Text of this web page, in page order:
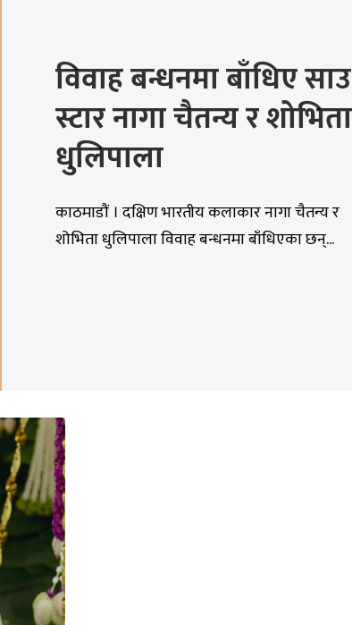
विवाह बन्धनमा बाँधिए
स्टार नागा चैतन्य र शोभिता
धुलिपाला
काठमाडौं । दक्षिण भारतीय कलाकार नागा चैतन्य र
शोभिता धुलिपाला विवाह बन्धनमा बाँधिएका छन्...